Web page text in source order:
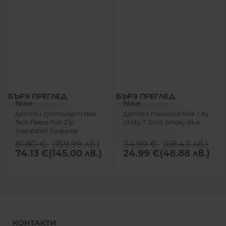
-9%
БЪРЗ ПРЕГЛЕД
Nike
Детски суитшърт Nike
Tech Fleece Full-Zip
Sweatshirt Turquoise
81.80€ (159.99лв.)
74.13 €(145.00 лв.)
-29%
БЪРЗ ПРЕГЛЕД
Nike
Детска тениска Nike City
Utility T-Shirt Smoky Blue
34.99€ (68.43лв.)
24.99 €(48.88 лв.)
КОНТАКТИ